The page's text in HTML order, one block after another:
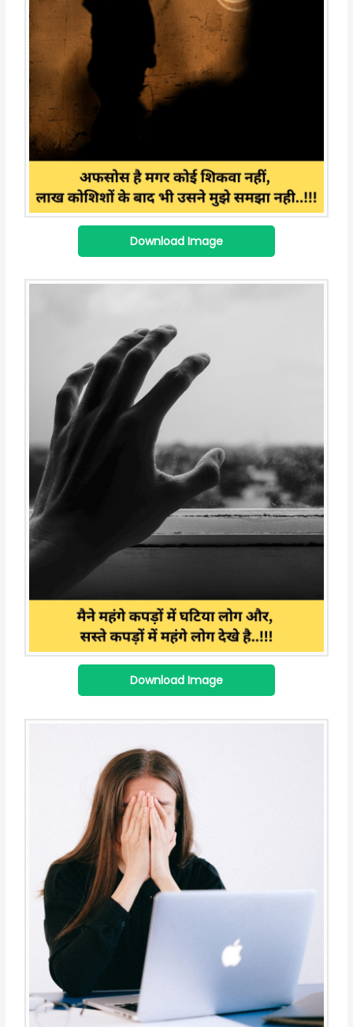
Download Image
Download Image